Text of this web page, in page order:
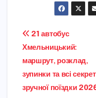
Навігація
записів
21 автобус
Хмельницький:
маршрут, розклад,
зупинки та всі
зручної поїздки